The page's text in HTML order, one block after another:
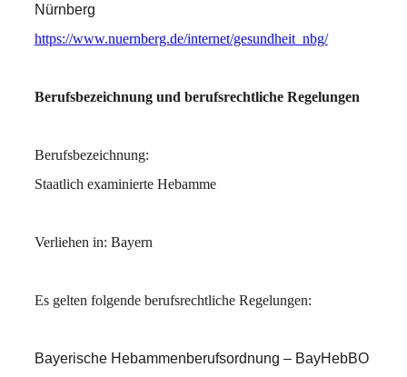
Nürnberg
https://www.nuernberg.de/internet/gesundheit_nbg/
Berufsbezeichnung und berufsrechtliche Regelungen
Berufsbezeichnung:
Staatlich examinierte Hebamme
Verliehen in: Bayern
Es gelten folgende berufsrechtliche Regelungen:
Bayerische Hebammenberufsordnung – BayHebBO